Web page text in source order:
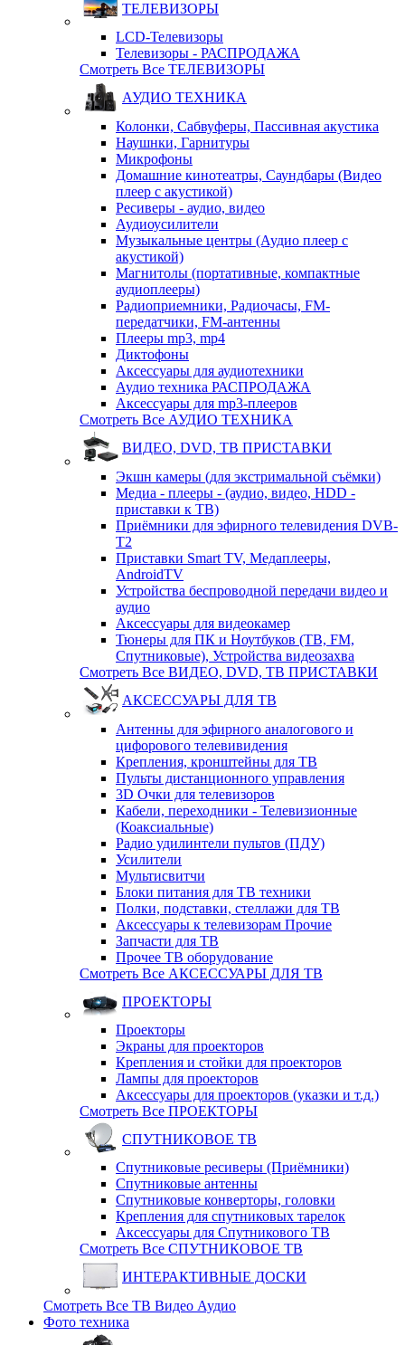
ТЕЛЕВИЗОРЫ
LCD-Телевизоры
Телевизоры - РАСПРОДАЖА
Смотреть Все ТЕЛЕВИЗОРЫ
АУДИО ТЕХНИКА
Колонки, Сабвуферы, Пассивная акустика
Наушнки, Гарнитуры
Микрофоны
Домашние кинотеатры, Саундбары (Видео
плеер с акустикой)
Ресиверы - аудио, видео
Аудиоусилители
Музыкальные центры (Аудио плеер с
акустикой)
Магнитолы (портативные, компактные
аудиоплееры)
Радиоприемники, Радиочасы, FM-
передатчики, FM-антенны
Плееры mp3, mp4
Диктофоны
Аксессуары для аудиотехники
Аудио техника РАСПРОДАЖА
Аксессуары для mp3-плееров
Смотреть Все АУДИО ТЕХНИКА
ВИДЕО, DVD, ТВ ПРИСТАВКИ
Экшн камеры (для экстримальной съёмки)
Медиа - плееры - (аудио, видео, HDD -
приставки к ТВ)
Приёмники для эфирного телевидения DVB-
T2
Приставки Smart TV, Медаплееры,
AndroidTV
Устройства беспроводной передачи видео и
аудио
Аксессуары для видеокамер
Тюнеры для ПК и Ноутбуков (ТВ, FM,
Спутниковые), Устройства видеозахва
Смотреть Все ВИДЕО, DVD, ТВ ПРИСТАВКИ
АКСЕССУАРЫ ДЛЯ ТВ
Антенны для эфирного аналогового и
цифорового телевивидения
Крепления, кронштейны для ТВ
Пульты дистанционного управления
3D Очки для телевизоров
Кабели, переходники - Телевизионные
(Коаксиальные)
Радио удилинтели пультов (ПДУ)
Усилители
Мультисвитчи
Блоки питания для ТВ техники
Полки, подставки, стеллажи для ТВ
Аксессуары к телевизорам Прочие
Запчасти для ТВ
Прочее ТВ оборудование
Смотреть Все АКСЕССУАРЫ ДЛЯ ТВ
ПРОЕКТОРЫ
Проекторы
Экраны для проекторов
Крепления и стойки для проекторов
Лампы для проекторов
Аксессуары для проекторов (указки и т.д.)
Смотреть Все ПРОЕКТОРЫ
СПУТНИКОВОЕ ТВ
Спутниковые ресиверы (Приёмники)
Спутниковые антенны
Спутниковые конверторы, головки
Крепления для спутниковых тарелок
Аксессуары для Спутникового ТВ
Смотреть Все СПУТНИКОВОЕ ТВ
ИНТЕРАКТИВНЫЕ ДОСКИ
Смотреть Все ТВ Видео Аудио
Фото техника